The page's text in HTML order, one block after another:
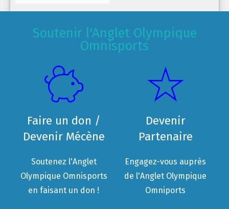
Soutenir l'Anglet Olympique
Omnisports
Faire un don /
Devenir Mécène
Soutenez l'Anglet
Olympique Omnisports
en faisant un don !
Devenir
Partenaire
Engagez-vous auprès
de l'Anglet Olympique
Omniports